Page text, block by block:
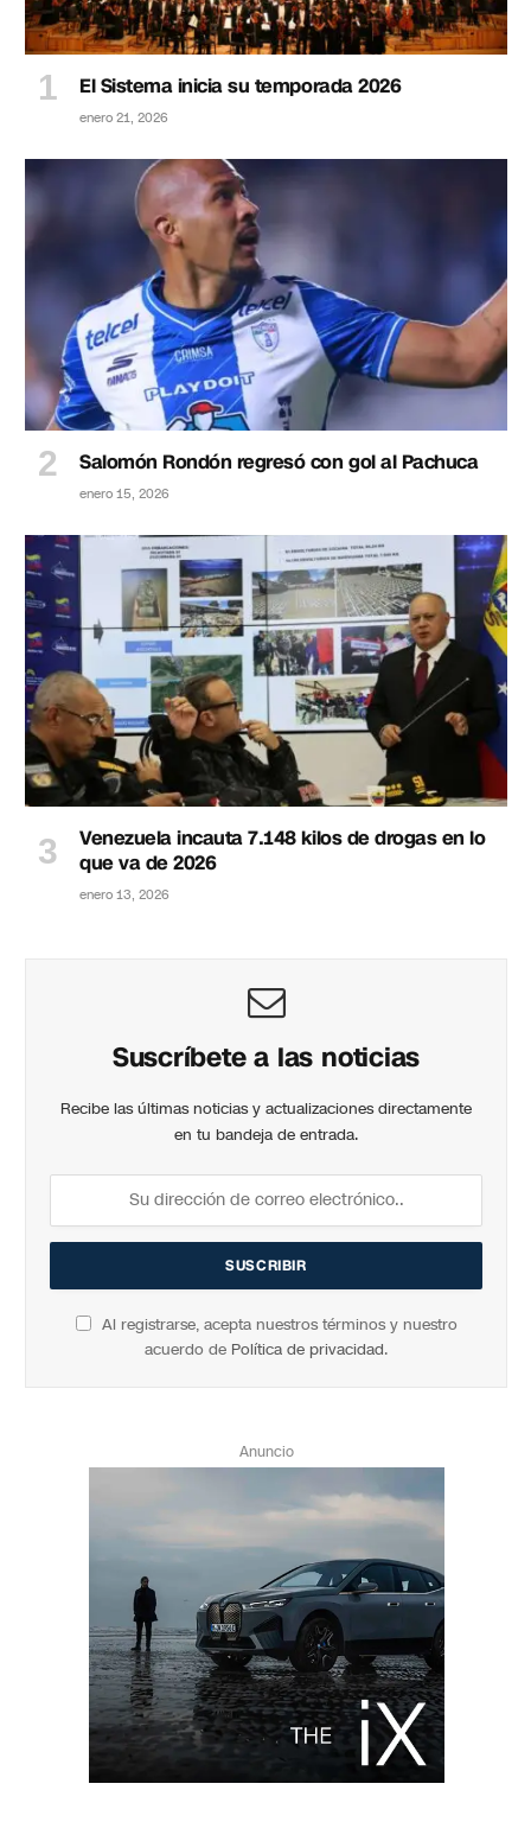
El Sistema inicia su temporada 2026
enero 21, 2026
Salomón Rondón regresó con gol al Pachuca
enero 15, 2026
Venezuela incauta 7.148 kilos de drogas en lo
que va de 2026
enero 13, 2026
Suscríbete a las noticias
Recibe las últimas noticias y actualizaciones directamente
en tu bandeja de entrada.
Al registrarse, acepta nuestros términos y nuestro
acuerdo de Política de privacidad.
Anuncio